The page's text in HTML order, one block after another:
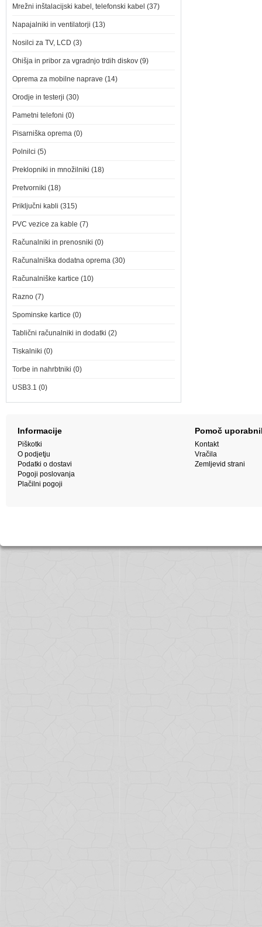
Mrežni inštalacijski kabel, telefonski kabel (37)
Napajalniki in ventilatorji (13)
Nosilci za TV, LCD (3)
Ohišja in pribor za vgradnjo trdih diskov (9)
Oprema za mobilne naprave (14)
Orodje in testerji (30)
Pametni telefoni (0)
Pisarniška oprema (0)
Polnilci (5)
Preklopniki in množilniki (18)
Pretvorniki (18)
Priključni kabli (315)
PVC vezice za kable (7)
Računalniki in prenosniki (0)
Računalniška dodatna oprema (30)
Računalniške kartice (10)
Razno (7)
Spominske kartice (0)
Tablični računalniki in dodatki (2)
Tiskalniki (0)
Torbe in nahrbtniki (0)
USB3.1 (0)
Informacije
Piškotki
O podjetju
Podatki o dostavi
Pogoji poslovanja
Plačilni pogoji
Pomoč
Kontakt
Vračila
Zemljevid strani